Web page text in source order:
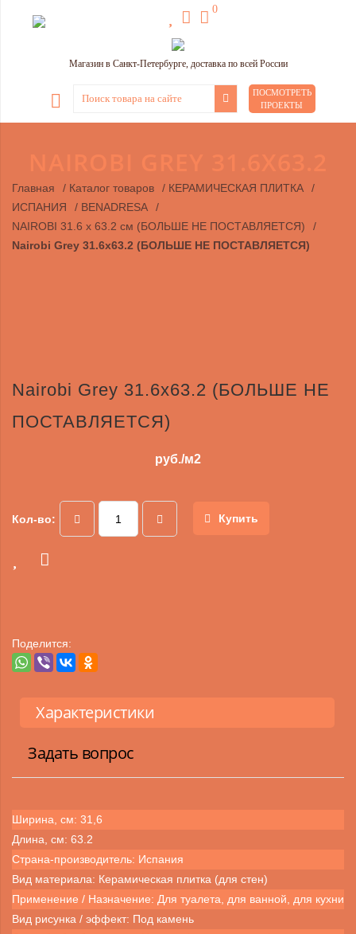
0
Магазин в Санкт-Петербурге, доставка по всей России
ПОСМОТРЕТЬ
ПРОЕКТЫ
Главная / Каталог товаров / КЕРАМИЧЕСКАЯ ПЛИТКА
/
ИСПАНИЯ
/ BENADRESA
/
NAIROBI 31.6 х 63.2 см (БОЛЬШЕ НЕ ПОСТАВЛЯЕТСЯ)
/
Nairobi Grey 31.6х63.2 (БОЛЬШЕ НЕ ПОСТАВЛЯЕТСЯ)
Nairobi Grey 31.6х63.2 (БОЛЬШЕ НЕ
ПОСТАВЛЯЕТСЯ)
руб./м2
Кол-во: Купить
Поделится:
Характеристики
Задать вопрос
Ширина, см: 31,6
Длина, см: 63.2
Страна-производитель: Испания
Вид материала: Керамическая плитка (для стен)
Применение / Назначение: Для туалета, для ванной, для кухни
Вид рисунка / эффект: Под камень